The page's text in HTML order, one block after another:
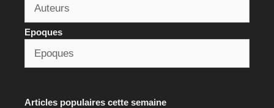
Epoques
Articles populaires cette semaine